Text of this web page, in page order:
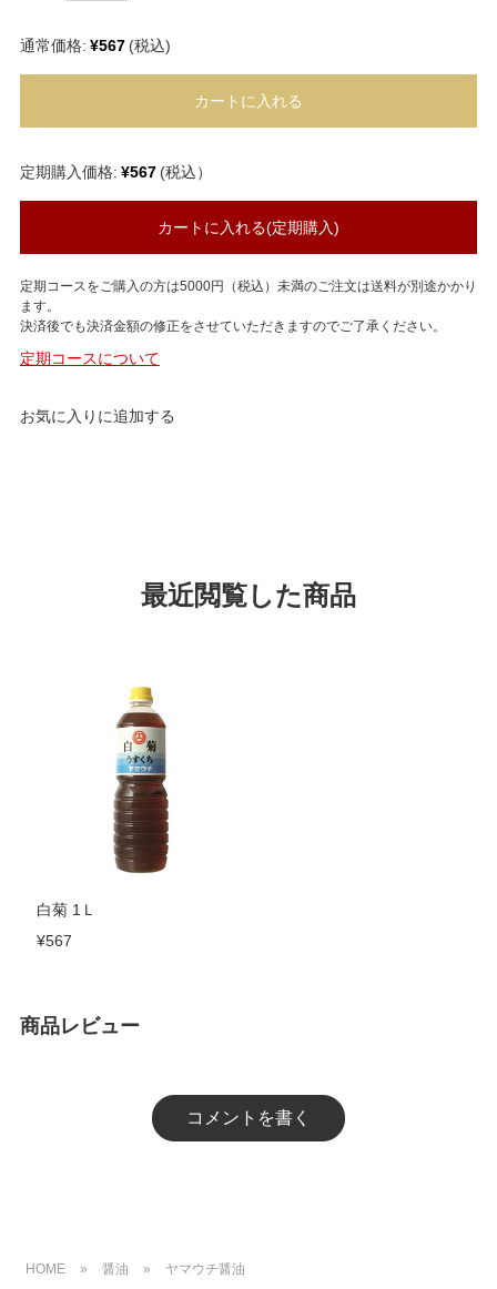
通常価格: ¥567 (税込)
カートに入れる
定期購入価格: ¥567 (税込）
カートに入れる(定期購入)
定期コースをご購入の方は5000円（税込）未満のご注文は送料が別途かかり
ます。
決済後でも決済金額の修正をさせていただきますのでご了承ください。
定期コースについて
お気に入りに追加する
最近閲覧した商品
白菊 1Ｌ
¥567
商品レビュー
コメントを書く
HOME » 醤油 » ヤマウチ醤油